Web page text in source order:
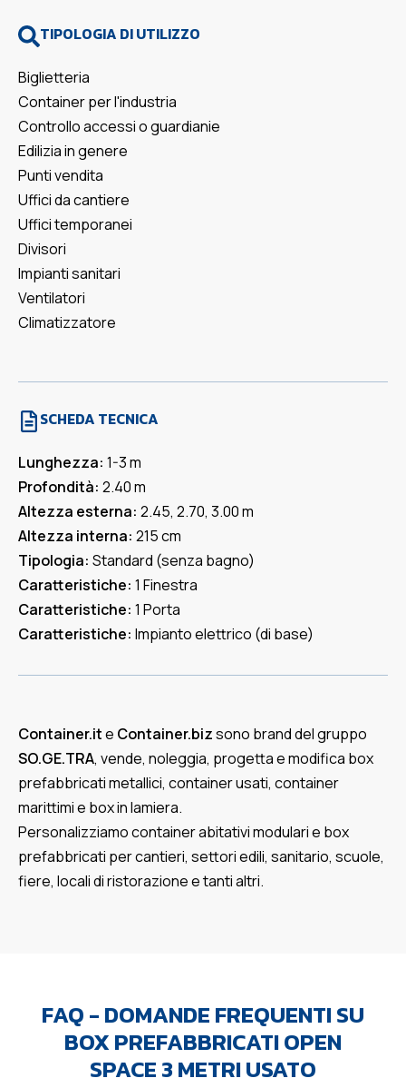
TIPOLOGIA DI UTILIZZO
Biglietteria
Container per l'industria
Controllo accessi o guardianie
Edilizia in genere
Punti vendita
Uffici da cantiere
Uffici temporanei
Divisori
Impianti sanitari
Ventilatori
Climatizzatore
SCHEDA TECNICA
Lunghezza: 1-3 m
Profondità: 2.40 m
Altezza esterna: 2.45, 2.70, 3.00 m
Altezza interna: 215 cm
Tipologia: Standard (senza bagno)
Caratteristiche: 1 Finestra
Caratteristiche: 1 Porta
Caratteristiche: Impianto elettrico (di base)
Container.ite Container.bizsono brand del gruppo
SO.GE.TRA, vende, noleggia, progetta e modifica box
prefabbricati metallici, container usati, container
marittimi e box in lamiera.
Personalizziamo container abitativi modulari e box
prefabbricati per cantieri, settori edili, sanitario, scuole,
fiere, locali di ristorazione e tanti altri.
FAQ - DOMANDE FREQUENTI SU
BOX PREFABBRICATI OPEN
SPACE 3 METRI USATO